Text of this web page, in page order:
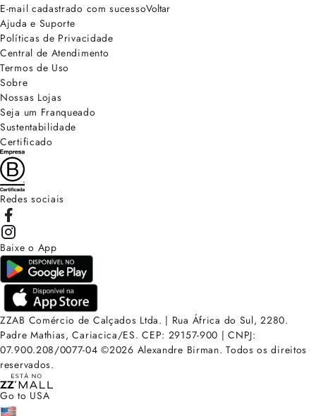
E-mail cadastrado com sucessoVoltar
Ajuda e Suporte
Políticas de Privacidade
Central de Atendimento
Termos de Uso
Sobre
Nossas Lojas
Seja um Franqueado
Sustentabilidade
Certificado
Redes sociais
Baixe o App
ZZAB Comércio de Calçados Ltda. | Rua África do Sul, 2280.
Padre Mathias, Cariacica/ES. CEP: 29157-900 | CNPJ:
07.900.208/0077-04 ©2026 Alexandre Birman. Todos os direitos
reservados.
Go to USA